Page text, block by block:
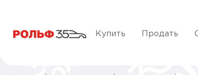
Купить Продать